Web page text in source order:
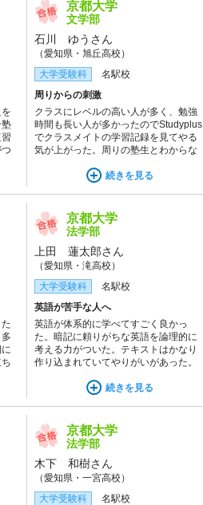
京都大学
文学部
石川 ゆうさん
（愛知県・旭丘高校）
大学受験科
名駅校
周りからの刺激
クラスにレベルの高い人が多く、勉強
時間も長い人が多かったのでStudyplus
でクラスメイトの学習記録を見てやる
気が上がった。周りの塾生とわからな
たりするのも成長に繋がったと思う。
続きを見る
京都大学
法学部
上田 蓮太郎さん
（愛知県・滝高校）
大学受験科
名駅校
英語が苦手な人へ
英語が体系的に学べてすごく良かっ
た。暗記に頼りがちな英語を論理的に
考える力がついた。テキストはかなり
作り込まれていてやりがいがあった。
続きを見る
京都大学
法学部
木下 和樹さん
（愛知県・一宮高校）
大学受験科
名駅校